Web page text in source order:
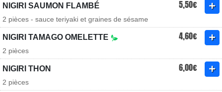
NIGIRI SAUMON FLAMBÉ 5,50€
2 pièces - sauce teriyaki et graines de sésame
NIGIRI TAMAGO OMELETTE 4,60€
2 pièces
NIGIRI THON 6,00€
2 pièces